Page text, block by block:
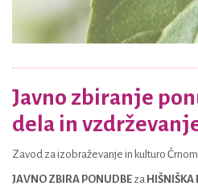
Javno zbiranje
dela in
Zavod za izobraževanje in kulturo
JAVNO ZBIRA PONUDBE za HIŠNIŠKA